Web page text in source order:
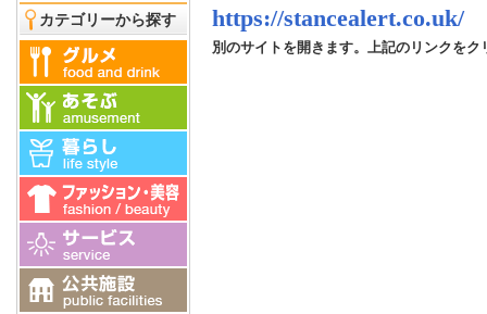
カテゴリーから探す https://stancealert.co.uk/
別のサイトを開きます。上記のリンクをク